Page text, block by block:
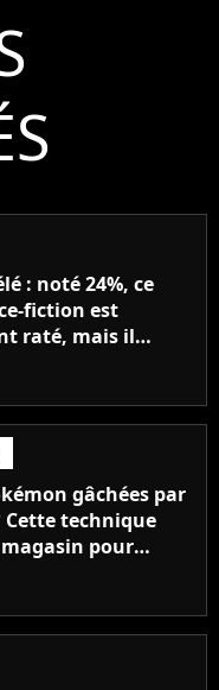
: noté 24%, ce
fiction est
raté, mais il
pire à
gâchées par
Cette technique
pour